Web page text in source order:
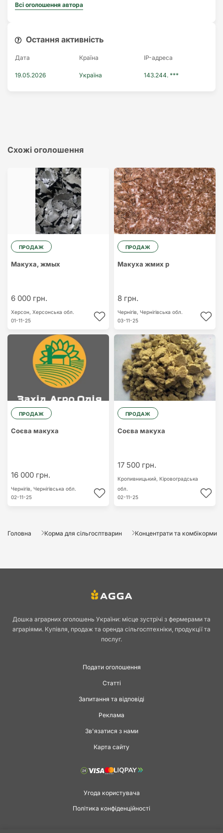
Всі оголошення автора
Остання активність
Дата Країна IP-адреса
19.05.2026 Україна 143.244. ***
Схожі оголошення
ПРОДАЖ
Макуха, жмых
6 000 грн.
Херсон, Херсонська обл.
01-11-25
ПРОДАЖ
Макуха жмих р
8 грн.
Чернігів, Чернігівська обл.
03-11-25
ПРОДАЖ
Соєва макуха
16 000 грн.
Чернігів, Чернігівська обл.
02-11-25
ПРОДАЖ
Соєва макуха
17 500 грн.
Кропивницький, Кіровоградська
обл.
02-11-25
Головна Корма для сільгосптварин Концентрати та комбікорми
Дошка аграрних оголошень України: місце зустрічі з фермерами та
аграріями. Купівля, продаж та оренда сільгосптехніки, продукції та
послуг.
Подати оголошення
Статті
Запитання та відповіді
Реклама
Зв'язатися з нами
Карта сайту
Угода користувача
Політика конфіденційності